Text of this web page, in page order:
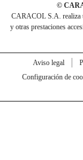
©
CARACOL S.A. realiza
y otras prestaciones
Aviso legal
Configuración de